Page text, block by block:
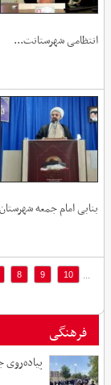
انتظامی شهرستانت...
بنابی امام جمعه
8 9 10
فرهنگی
پیاده‌روی